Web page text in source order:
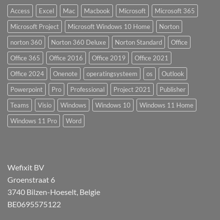
Access Excel Mac Macbook Microsoft
Microsoft 365
Microsoft Project
Microsoft Windows 10 Home
Norton
norton 360
Norton 360 Deluxe Norton Standard
Office
Office 365
Office 2016 Office 2019
Office 2021
Office 2024
Onenote operatingsysteem os
Outlook
Powerpoint
Pro Professional Project 2021
Publisher
Teams
Visio Windows Windows 10
Windows 11 Home
Windows 11 Pro
Word
Wefixit BV
Groenstraat 6
3740 Bilzen-Hoeselt, Belgie
BE0695575122